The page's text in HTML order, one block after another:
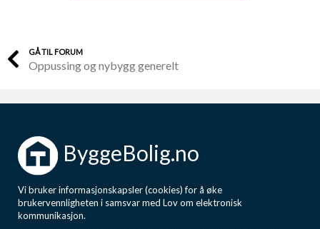
GÅ TIL FORUM
Oppussing og nybygg generelt
ByggeBolig.no
Vi bruker informasjonskapsler (cookies) for å øke
brukervennligheten i samsvar med Lov om elektronisk
kommunikasjon.